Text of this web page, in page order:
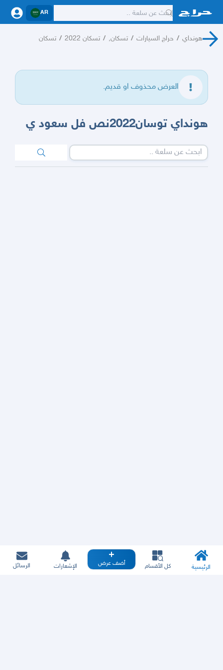
AR
هونداي / حراج السيارات / تسكان, / تسكان 2022 / تسكان
العرض محذوف او قديم.
هونداي توسان2022نص فل سعود ي
الرئيسية كل الأقسام أضف عرض الإشعارات الرسائل